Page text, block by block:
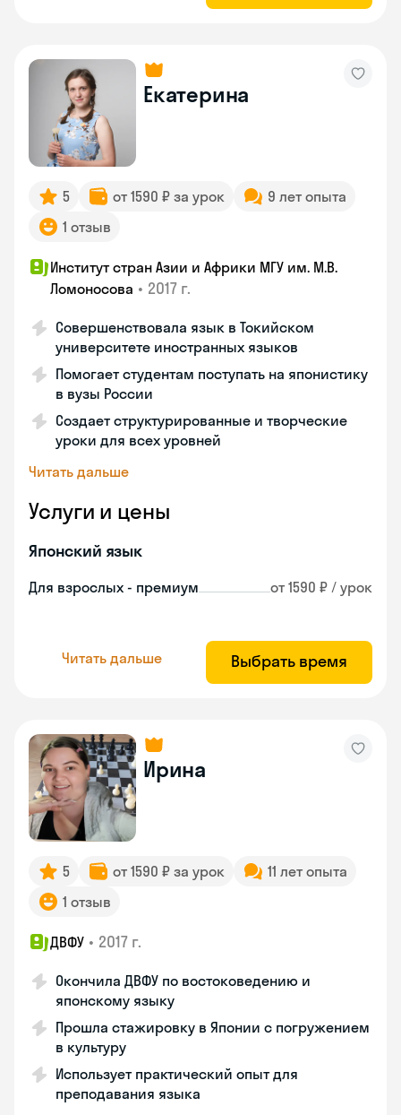
Екатерина
5 от 1590 ₽ за урок
9 лет опыта
1 отзыв
Институт стран Азии и Африки МГУ им. М.В.
Ломоносова • 2017 г.
Совершенствовала язык в Токийском
университете иностранных языков
Помогает студентам поступать на японистику
в вузы России
Создает структурированные и творческие
уроки для всех уровней
Читать дальше
Услуги и цены
Японский язык
Для взрослых - премиум от 1590 ₽ / урок
Читать дальше Выбрать время
Ирина
5 от 1590 ₽ за урок
11 лет опыта
1 отзыв
ДВФУ • 2017 г.
Окончила ДВФУ по востоковедению и
японскому языку
Прошла стажировку в Японии с погружением
в культуру
Использует практический опыт для
преподавания языка